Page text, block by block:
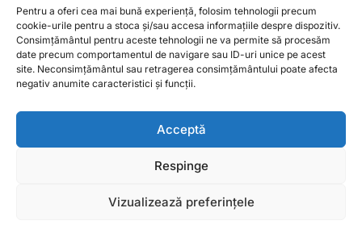
Pentru a oferi cea mai bună experiență, folosim tehnologii precum
cookie-urile pentru a stoca și/sau accesa informațiile despre dispozitiv.
Consimțământul pentru aceste tehnologii ne va permite să procesăm
date precum comportamentul de navigare sau ID-uri unice pe acest
site. Neconsimțământul sau retragerea consimțământului poate afecta
negativ anumite caracteristici și funcții.
Acceptă
Respinge
Vizualizează preferințele
Cont
Contul meu
Favorite
Magazin
© 2026 SolGarden. Toate drepturile rezervate.